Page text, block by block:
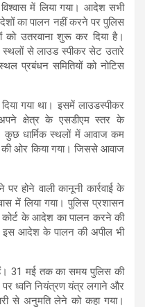
में लिया गया। आदेश सभी
का पालन नहीं करने पर पुलिस
को उतरवाना शुरू कर दिया है।
से लाउड स्पीकर सेट उतारे
प्रबंधन समितियों को नोटिस
गया था। इसमें लाउडस्पीकर
क्षेत्र के एसडीएम स्तर के
कुछ धार्मिक स्थलों में आवाज कम
ओर किया गया। जिससे आवाज
होने वाली कानूनी कार्रवाई के
में लिया गया। पुलिस प्रशासन
के आदेश का पालन करने की
आदेश के पालन की अपील भी
31 मई तक का समय पुलिस की
ध्वनि नियंत्रण यंत्र लगाने और
से अनुमति लेने को कहा गया।